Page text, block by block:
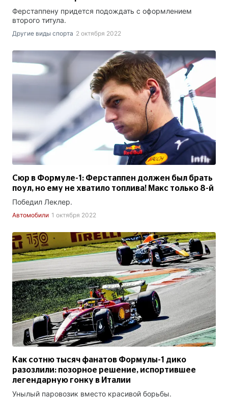
Ферстаппену придется подождать с оформлением
второго титула.
Другие виды спорта 2 октября 2022
Сюр в Формуле-1: Ферстаппен должен был брать
поул, но ему не хватило топлива! Макс только 8-й
Победил Леклер.
Автомобили 1 октября 2022
Как сотню тысяч фанатов Формулы-1 дико
разозлили: позорное решение, испортившее
легендарную гонку в Италии
Унылый паровозик вместо красивой борьбы.